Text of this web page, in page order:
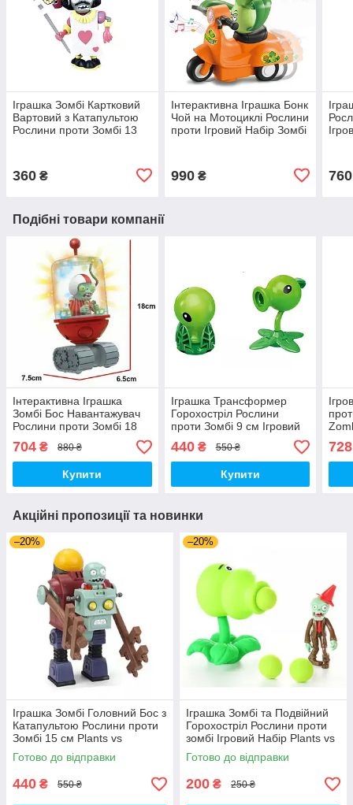
Іграшка Зомбі Картковий
Вартовий з Катапультою
Рослини проти Зомбі 13
360 ₴
Інтерактивна Іграшка Бонк
Чой на Мотоциклі Рослини
проти Ігровий Набір Зомбі
990₴ 760
Подібні товари компанії
Інтерактивна Іграшка
Зомбі Бос Навантажувач
Рослини проти Зомбі 18
см Plants vs Zombies
(00127)
704 ₴ 880 ₴
Купити
Іграшка Трансформер
Горохостріл Рослини
проти Зомбі 9 см Ігровий
Набір Plants vs Zombies
(00201)
440₴ 550 ₴
Купити
728
Акційні пропозиції та новинки
–20%
Іграшка Зомбі Головний Бос з
Катапультою Рослини проти
Зомбі 15 см Plants vs
Zombies (00140)
Готово до відправки
440 ₴ 550 ₴
–20%
Іграшка Зомбі та Подвійний
Горохостріл Рослини проти
зомбі Ігровий Набір Plants vs
Zombies (00173)
Готово до відправки
200 ₴ 250 ₴